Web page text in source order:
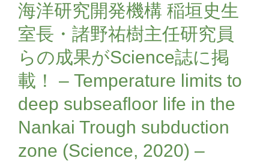
海洋研究開発機構 稲垣史生
室長・諸野祐樹主任研究員
らの成果がScience誌に掲
載！ – Temperature limits to
deep subseafloor life in the
Nankai Trough subduction
zone (Science, 2020) –